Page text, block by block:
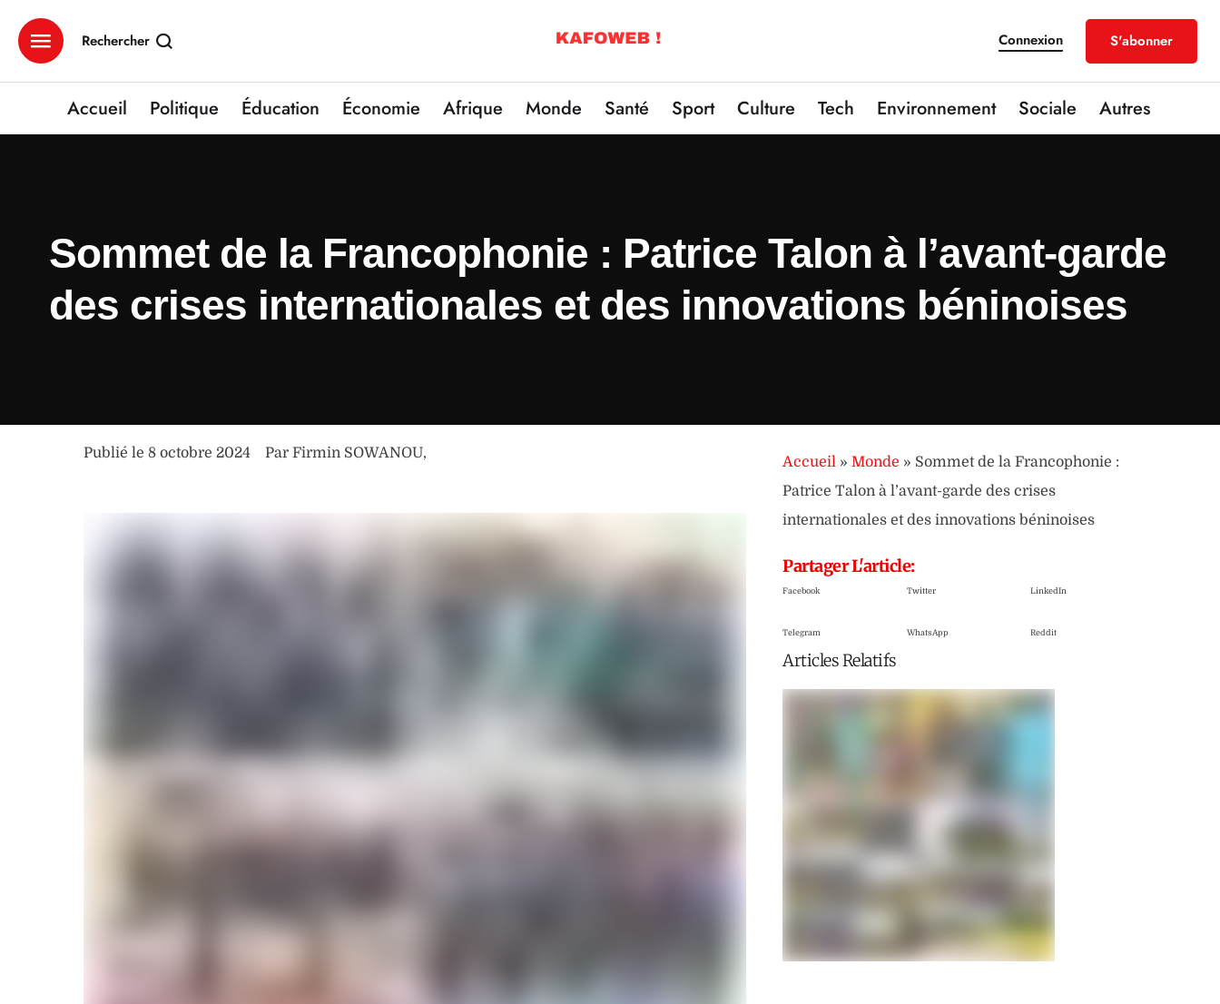
Rechercher Connexion S'abonner
Accueil Politique Éducation Économie Afrique Monde Santé Sport Culture Tech Environnement Sociale Autres
Sommet de la Francophonie : Patrice Talon à l’avant-garde
des crises internationales et des innovations béninoises
Publié le 8 octobre 2024 Par Firmin SOWANOU,
Accueil » Monde » Sommet de la Francophonie :
Patrice Talon à l’avant-garde des crises
internationales et des innovations béninoises
Partager L'article:
Facebook Twitter LinkedIn
Telegram WhatsApp Reddit
Articles Relatifs